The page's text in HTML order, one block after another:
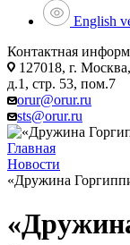
English
Контактная
127018, г.
д.1, стр. 53, пом.7
orur@orur.ru
sts@orur.ru
Главная
Новости
«Дружина